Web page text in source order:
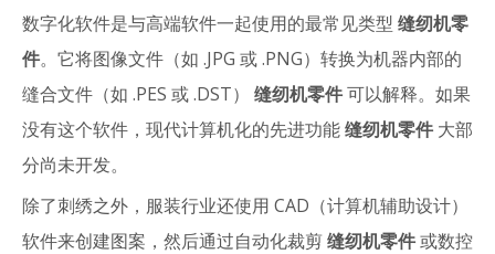
数字化软件是与高端软件一起使用的最常见类型 缝纫机零
件。它将图像文件（如 .JPG 或 .PNG）转换为机器内部的
缝合文件（如 .PES 或 .DST） 缝纫机零件可以解释。如果
没有这个软件，现代计算机化的先进功能缝纫机零件 大部
分尚未开发。
除了刺绣之外，服装行业还使用 CAD（计算机辅助设计）
软件来创建图案，然后通过自动化裁剪缝纫机零件或数控